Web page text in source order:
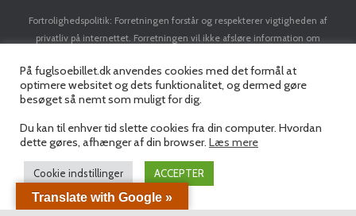
Fortrolighedspolitik: Forretningen forstår og respekterer vigtigheden af
privatliv på internettet. Forretningen vil ikke afsløre information om
implementere en transaktion. Forretningen vil ikke sælge dit navn, adresse, e-
mail adresse, kreditkort eller personlige data til nogen tredjepart uden din
forudgående tilladelse.
På fuglsoebillet.dk anvendes cookies med det formål at
optimere websitet og dets funktionalitet, og dermed gøre
besøget så nemt som muligt for dig.
Du kan til enhver tid slette cookies fra din computer. Hvordan
dette gøres, afhænger af din browser. Læs mere
Cookie indstillinger ACCEPTER
Translate with Google »